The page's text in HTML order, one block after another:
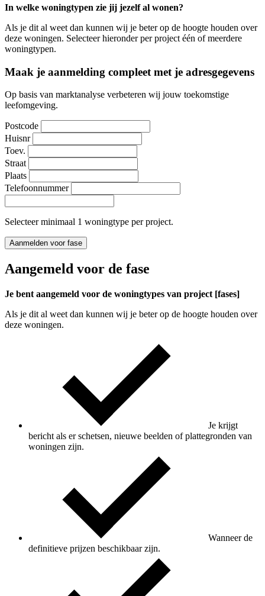
In welke woningtypen zie jij jezelf al wonen?
Als je dit al weet dan kunnen wij je beter op de hoogte houden over
deze woningen. Selecteer hieronder per project één of meerdere
woningtypen.
Maak je aanmelding compleet met je adresgegevens
Op basis van marktanalyse verbeteren wij jouw toekomstige
leefomgeving.
Postcode
Huisnr
Toev.
Straat
Plaats
Telefoonnummer
Selecteer minimaal 1 woningtype per project.
Aanmelden voor fase
Aangemeld voor de fase
Je bent aangemeld voor de woningtypes van project [fases]
Als je dit al weet dan kunnen wij je beter op de hoogte houden over
deze woningen.
Je krijgt
bericht als er schetsen, nieuwe beelden of plattegronden van
woningen zijn.
Wanneer de
definitieve prijzen beschikbaar zijn.